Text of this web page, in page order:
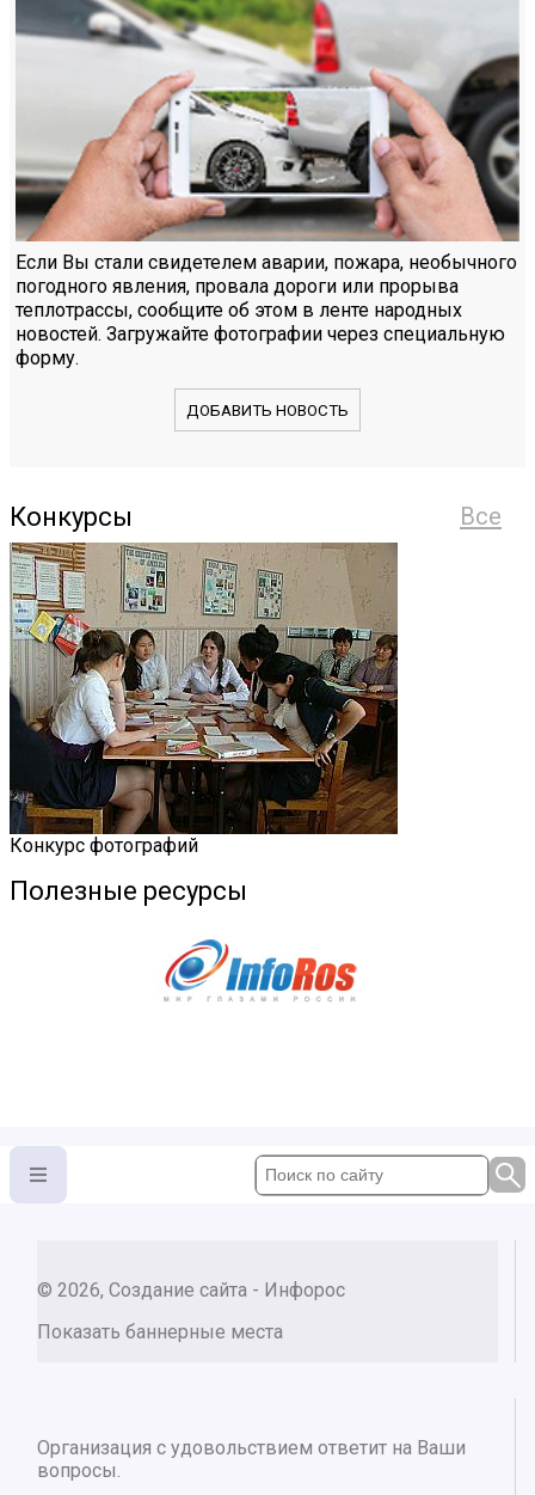
Если Вы стали свидетелем аварии, пожара, необычного
погодного явления, провала дороги или прорыва
теплотрассы, сообщите об этом в ленте народных
новостей. Загружайте фотографии через специальную
форму.
ДОБАВИТЬ НОВОСТЬ
Все
Конкурсы
Конкурс фотографий
Полезные ресурсы
© 2026, Создание сайта - Инфорос
Показать баннерные места
Организация с удовольствием ответит на Ваши
вопросы.